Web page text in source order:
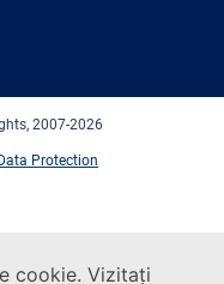
cookie. Vizitați
2007-2026
Protection